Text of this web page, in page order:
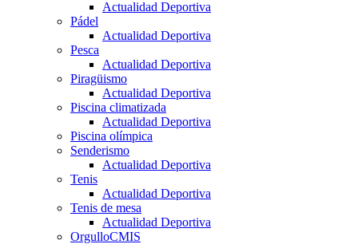
Actualidad Deportiva
Pádel
Actualidad Deportiva
Pesca
Actualidad Deportiva
Piragüismo
Actualidad Deportiva
Piscina climatizada
Actualidad Deportiva
Piscina olímpica
Senderismo
Actualidad Deportiva
Tenis
Actualidad Deportiva
Tenis de mesa
Actualidad Deportiva
OrgulloCMIS